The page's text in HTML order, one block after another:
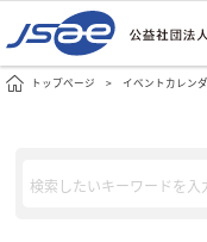
トップページ イベントカレン